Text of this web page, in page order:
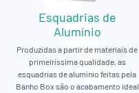
Esquadrias de
Alumínio
Produzidas a partir de materiais de
primeiríssima qualidade, as
esquadrias de alumínio feitas pela
Banho Box são o acabamento ideal